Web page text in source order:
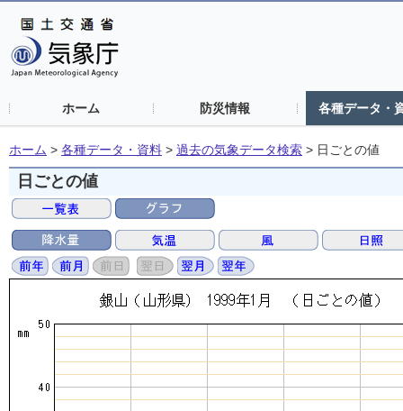
ホーム 防災情報 各種データ・
ホーム > 各種データ・資料 > 過去の気象データ検索 > 日ごとの値
日ごとの値